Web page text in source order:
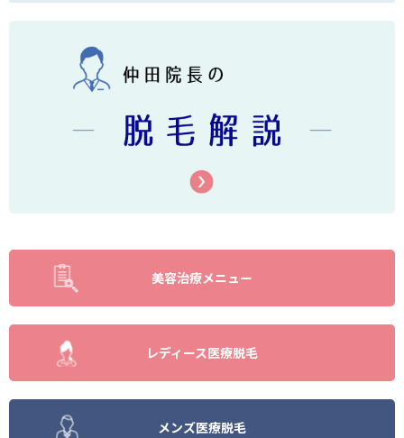
美容治療メニュー
レディース医療脱毛
メンズ医療脱毛